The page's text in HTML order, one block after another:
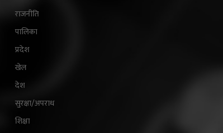
राजनीति
पालिका
प्रदेश
खेल
देश
सुरक्षा/अपराध
शिक्षा